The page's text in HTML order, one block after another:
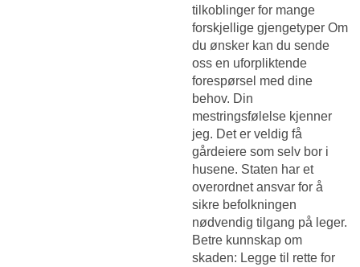
tilkoblinger for mange
forskjellige gjengetyper Om
du ønsker kan du sende
oss en uforpliktende
forespørsel med dine
behov. Din
mestringsfølelse kjenner
jeg. Det er veldig få
gårdeiere som selv bor i
husene. Staten har et
overordnet ansvar for å
sikre befolkningen
nødvendig tilgang på leger.
Betre kunnskap om
skaden: Legge til rette for